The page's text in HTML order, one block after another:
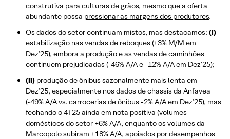
construtiva para culturas de grãos, mesmo que a oferta
abundante possa pressionar as margens dos produtores.
Os dados do setor continuam mistos, mas destacamos: (i)
estabilização nas vendas de reboques (+3% M/M em
Dez’25), embora a produção e as vendas de caminhões
continuem prejudicadas (-46% A/A e -12% A/A em Dez’25);
(ii) produção de ônibus sazonalmente mais lenta em
Dez’25, especialmente nos dados de chassis da Anfavea
(-49% A/A vs. carrocerias de ônibus -2% A/A em Dez’25), mas
fechando o 4T25 ainda em nota positiva (volumes
domésticos do setor +6% A/A, enquanto os volumes da
Marcopolo subiram +18% A/A, apoiados por desempenhos